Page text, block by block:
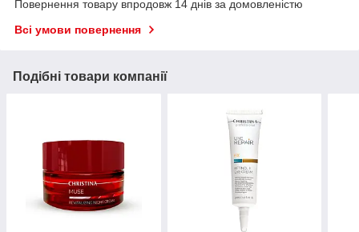
Повернення товару впродовж 14 днів за домовленістю
Всі умови повернення
Подібні товари компанії